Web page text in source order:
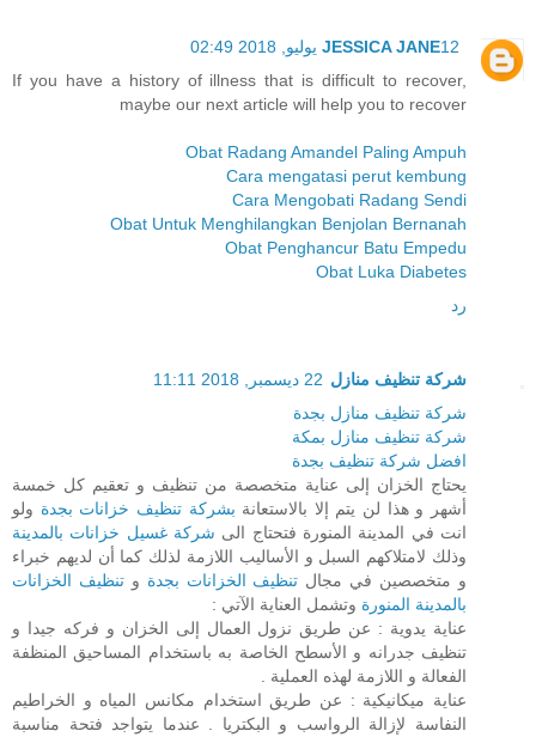
JESSICA JANE12 يوليو, 2018 02:49
If you have a history of illness that is difficult to recover,
maybe our next article will help you to recover
Obat Radang Amandel Paling Ampuh
Cara mengatasi perut kembung
Cara Mengobati Radang Sendi
Obat Untuk Menghilangkan Benjolan Bernanah
Obat Penghancur Batu Empedu
Obat Luka Diabetes
رد
شركة تنظيف منازل 22 ديسمبر, 2018 11:11
شركة تنظيف منازل بجدة
شركة تنظيف منازل بمكة
افضل شركة تنظيف بجدة
يحتاج الخزان إلى عناية متخصصة من تنظيف و تعقيم كل خمسة
أشهر و هذا لن يتم إلا بالاستعانة بشركة تنظيف خزانات بجدة ولو
انت في المدينة المنورة فتحتاج الى شركة غسيل خزانات بالمدينة
وذلك لامتلاكهم السبل و الأساليب اللازمة لذلك كما أن لديهم خبراء
و متخصصين في مجال تنظيف الخزانات بجدة وتنظيف الخزانات
بالمدينة المنورة وتشمل العناية الآتي :
عناية يدوية : عن طريق نزول العمال إلى الخزان و فركه جيدا و
تنظيف جدرانه و الأسطح الخاصة به باستخدام المساحيق المنظفة
الفعالة و اللازمة لهذه العملية .
عناية ميكانيكية : عن طريق استخدام مكانس المياه و الخراطيم
النفاسة لإزالة الرواسب و البكتريا . عندما يتواجد فتحة مناسبة